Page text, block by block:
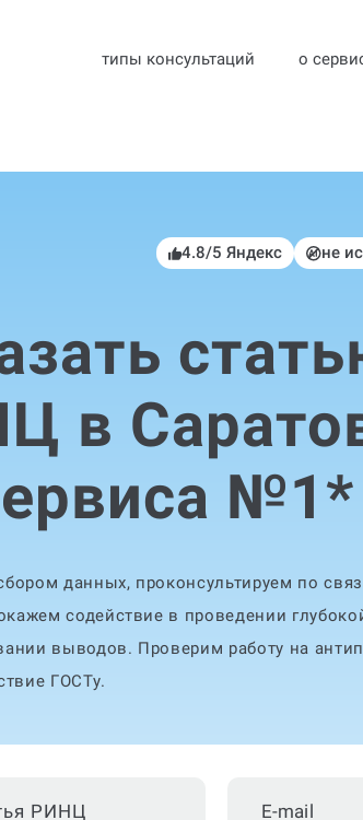
типы консультаций о
4.8/5 Яндекс не
в
№1*
данных, проконсультируем по
содействие в проведении
выводов. Проверим работу на
ГОСТу.
РИНЦ